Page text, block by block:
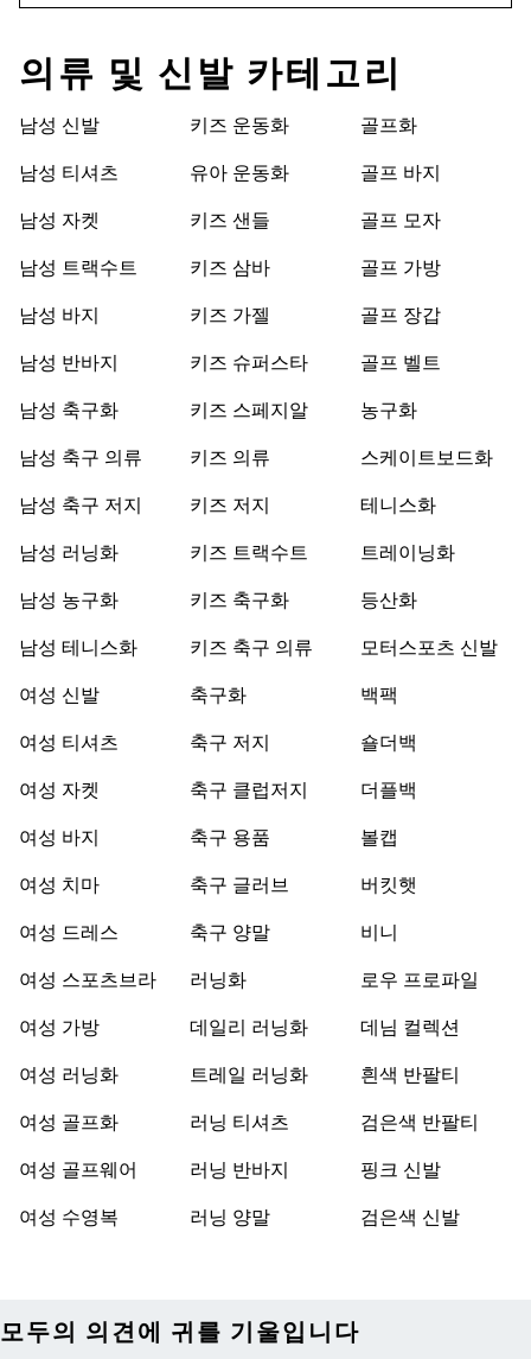
의류 및 신발 카테고리
남성 신발
남성 티셔츠
남성 자켓
남성 트랙수트
남성 바지
남성 반바지
남성 축구화
남성 축구 의류
남성 축구 저지
남성 러닝화
남성 농구화
남성 테니스화
여성 신발
여성 티셔츠
여성 자켓
여성 바지
여성 치마
여성 드레스
여성 스포츠브라
여성 가방
여성 러닝화
여성 골프화
여성 골프웨어
여성 수영복
키즈 운동화
유아 운동화
키즈 샌들
키즈 삼바
키즈 가젤
키즈 슈퍼스타
키즈 스페지알
키즈 의류
키즈 저지
키즈 트랙수트
키즈 축구화
키즈 축구 의류
축구화
축구 저지
축구 클럽저지
축구 용품
축구 글러브
축구 양말
러닝화
데일리 러닝화
트레일 러닝화
러닝 티셔츠
러닝 반바지
러닝 양말
골프화
골프 바지
골프 모자
골프 가방
골프 장갑
골프 벨트
농구화
스케이트보드화
테니스화
트레이닝화
등산화
모터스포츠 신발
백팩
숄더백
더플백
볼캡
버킷햇
비니
로우 프로파일
데님 컬렉션
흰색 반팔티
검은색 반팔티
핑크 신발
검은색 신발
모두의 의견에 귀를 기울입니다